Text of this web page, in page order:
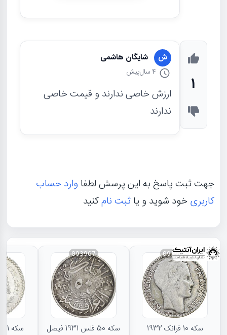
1
ش شایگان هاشمی
4 سال پیش
ارزش خاصی ندارند و قیمت خاصی
ندارند
جهت ثبت پاسخ به این پرسش لطفا وارد حساب
کاربریخود شوید و یاثبت نامکنید
093968
سکه 10 فرانک 1932
093967
سکه 50 فلس 1931 فیصل